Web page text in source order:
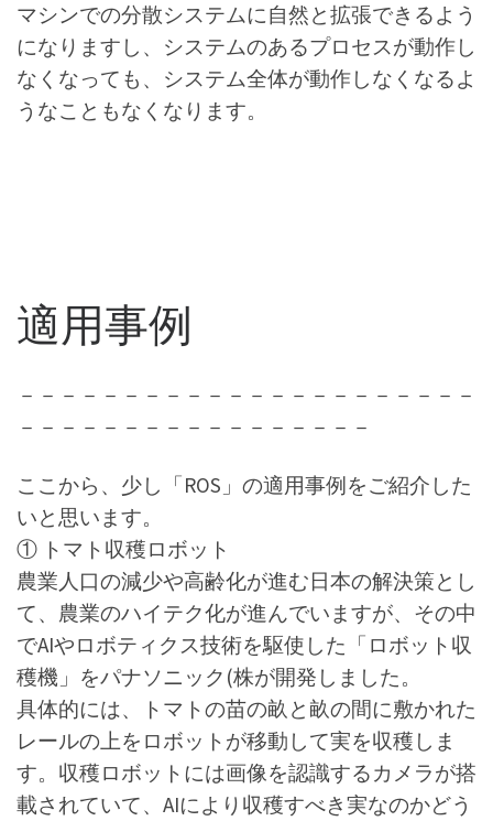
マシンでの分散システムに自然と拡張できるよう
になりますし、システムのあるプロセスが動作し
なくなっても、システム全体が動作しなくなるよ
うなこともなくなります。
適用事例
－－－－－－－－－－－－－－－－－－－－－－
－－－－－－－－－－－－－－－－－
ここから、少し「ROS」の適用事例をご紹介した
いと思います。
① トマト収穫ロボット
農業人口の減少や高齢化が進む日本の解決策とし
て、農業のハイテク化が進んでいますが、その中
でAIやロボティクス技術を駆使した「ロボット収
穫機」をパナソニック(株が開発しました。
具体的には、トマトの苗の畝と畝の間に敷かれた
レールの上をロボットが移動して実を収穫しま
す。収穫ロボットには画像を認識するカメラが搭
載されていて、AIにより収穫すべき実なのかどう